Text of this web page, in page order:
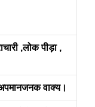
,लोक पीड़ा ,
वाक्य।